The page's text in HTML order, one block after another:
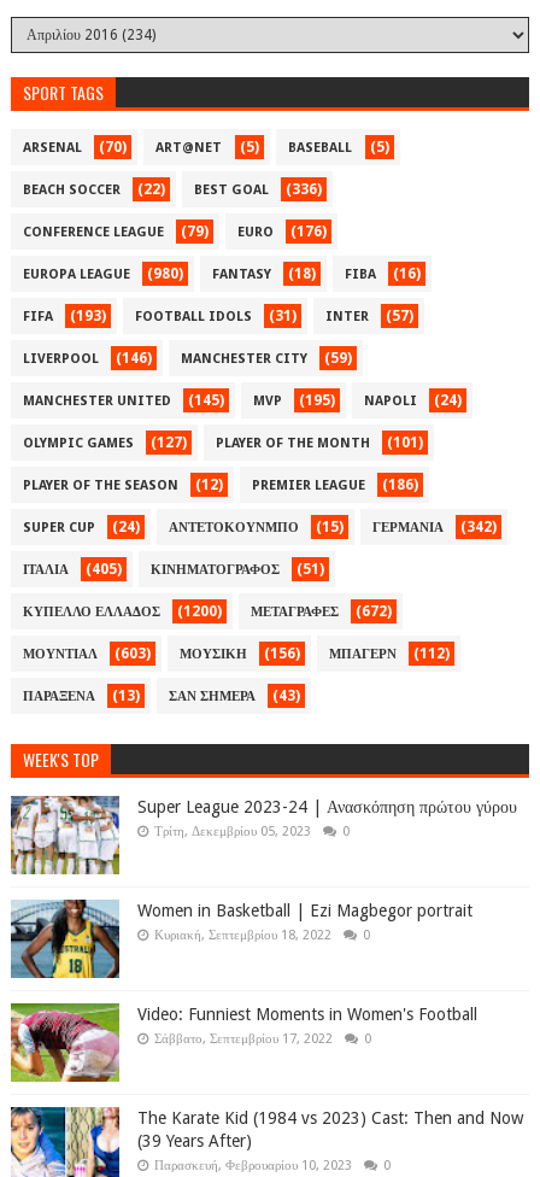
SPORT TAGS
ARSENAL (70) ART@NET (5) BASEBALL (5)
BEACH SOCCER (22) BEST GOAL (336)
CONFERENCE LEAGUE (79) EURO (176)
EUROPA LEAGUE (980) FANTASY (18) FIBA (16)
FIFA (193) FOOTBALL IDOLS (31) INTER (57)
LIVERPOOL (146) MANCHESTER CITY (59)
MANCHESTER UNITED (145) MVP (195) NAPOLI (24)
OLYMPIC GAMES (127) PLAYER OF THE MONTH (101)
PLAYER OF THE SEASON (12) PREMIER LEAGUE (186)
SUPER CUP (24) ΑΝΤΕΤΟΚΟΥΝΜΠΟ (15) ΓΕΡΜΑΝΙΑ (342)
ΙΤΑΛΙΑ (405) ΚΙΝΗΜΑΤΟΓΡΑΦΟΣ (51)
ΚΥΠΕΛΛΟ ΕΛΛΑΔΟΣ (1200) ΜΕΤΑΓΡΑΦΕΣ (672)
ΜΟΥΝΤΙΑΛ (603) ΜΟΥΣΙΚΗ (156) ΜΠΑΓΕΡΝ (112)
ΠΑΡΑΞΕΝΑ (13) ΣΑΝ ΣΗΜΕΡΑ (43)
WEEK'S TOP
Super League 2023-24 | Ανασκόπηση πρώτου γύρου
Τρίτη, Δεκεμβρίου 05, 2023 0
Women in Basketball | Ezi Magbegor portrait
Κυριακή, Σεπτεμβρίου 18, 2022 0
Video: Funniest Moments in Women's Football
Σάββατο, Σεπτεμβρίου 17, 2022 0
The Karate Kid (1984 vs 2023) Cast: Then and Now
(39 Years After)
Παρασκευή, Φεβρουαρίου 10, 2023 0